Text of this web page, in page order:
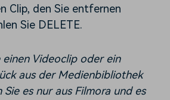
Clip, den Sie entfernen
Sie DELETE.
einen Videoclip oder ein
aus der Medienbibliothek
es nur aus Filmora und es